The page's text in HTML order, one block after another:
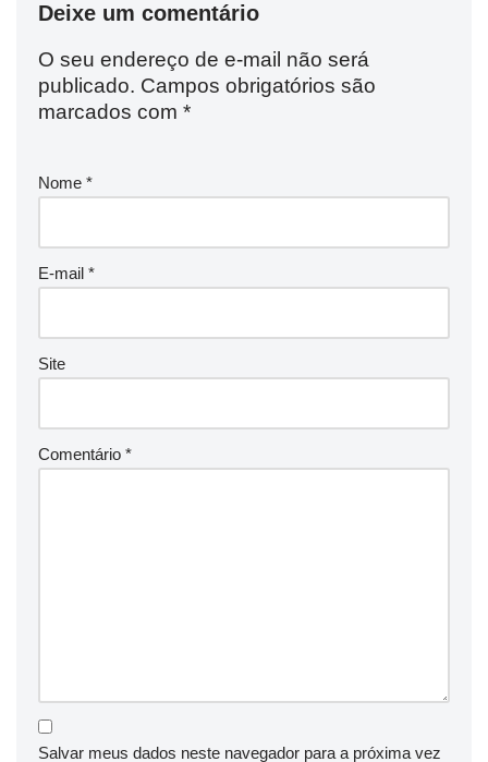
Deixe um comentário
O seu endereço de e-mail não será
publicado. Campos obrigatórios são
marcados com *
Nome *
E-mail *
Site
Comentário *
Salvar meus dados neste navegador para a próxima vez